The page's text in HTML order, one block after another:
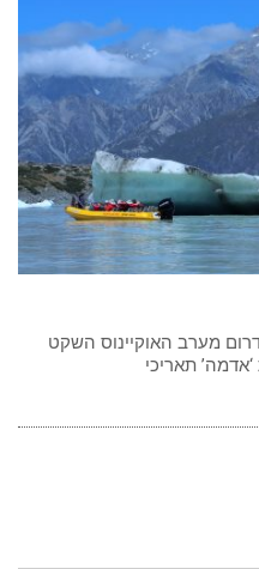
בדרום מערב האוקיינוס השקט
תאריכי